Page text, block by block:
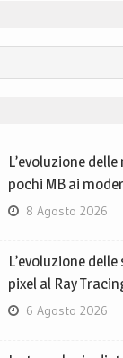
L’evoluzione
pochi MB ai
8 Agosto 2026
L’evoluzione
pixel al Ray
6 Agosto 2026